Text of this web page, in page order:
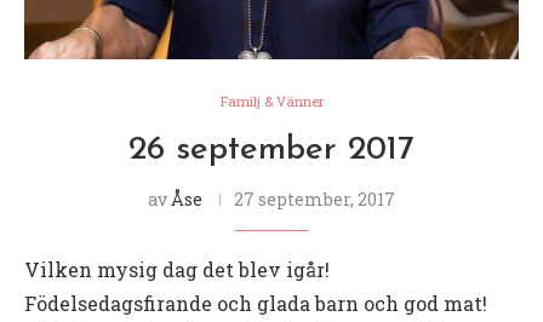
Familj & Vänner
26 september 2017
av Åse 27 september, 2017
Vilken mysig dag det blev igår!
Födelsedagsfirande och glada barn och god mat!